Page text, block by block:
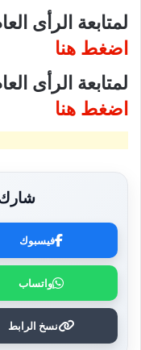
لمتابعة الرأى
اضغط هنا
لمتابعة الرأى
اضغط هنا
شارك
فيسبوك
واتساب
نسخ الرابط